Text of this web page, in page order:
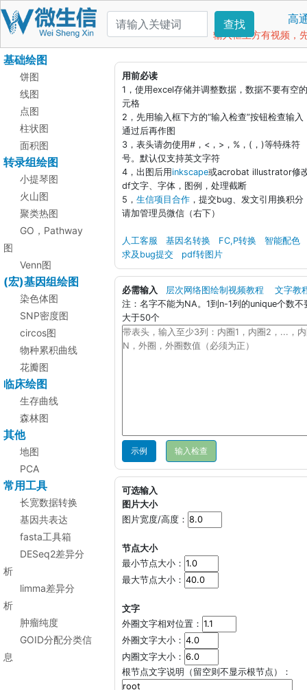
查找 高
输入框上方有视频，
基础绘图
饼图
线图
点图
柱状图
面积图
转录组绘图
小提琴图
火山图
聚类热图
GO，Pathway
图
Venn图
(宏)基因组绘图
染色体图
SNP密度图
circos图
物种累积曲线
花瓣图
临床绘图
生存曲线
森林图
其他
地图
PCA
常用工具
长宽数据转换
基因共表达
fasta工具箱
DESeq2差异分
析
limma差异分
析
肿瘤纯度
GOID分配分类信
息
用前必读
1，使用excel存储并调整数据，数据不要有空
元格
2，先用输入框下方的“输入检查”按钮检查输入
通过后再作图
3，表头请勿使用#，<，>，%，(，)等特殊符
号。默认仅支持英文字符
4，出图后用inkscape或acrobat illustrator修
df文字、字体，图例，处理截断
5， 生信项目合作 ，提交bug、发文引用换积分
请加管理员微信（右下）
人工客服 基因名转换 FC,P转换
智能配色
求及bug提交
pdf转图片
必需输入 层次网络图绘制视频教程
文字教
注：名字不能为NA。1到n-1列的unique个数不
大于50个
示例
可选输入
图片大小
图片宽度/高度：
节点大小
最小节点大小：
最大节点大小：
文字
外圈文字相对位置：
外圈文字大小：
内圈文字大小：
根节点文字说明（留空则不显示根节点）：